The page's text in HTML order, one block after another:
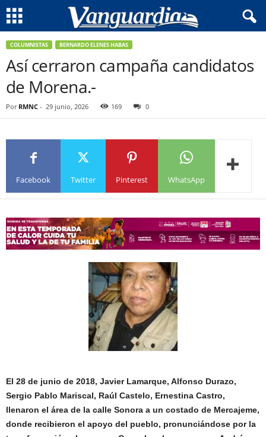
COLUMNISTAS BERNARDO ELENES HABAS
Así cerraron campaña candidatos
de Morena.-
Por RMNC - 29 junio, 2026 169 0
Facebook Twitter Pinterest WhatsApp
El 28 de junio de 2018, Javier Lamarque, Alfonso Durazo,
Sergio Pablo Mariscal, Raúl Castelo, Ernestina Castro,
llenaron el área de la calle Sonora a un costado de Mercajeme,
donde recibieron el apoyo del pueblo, pronunciándose por la